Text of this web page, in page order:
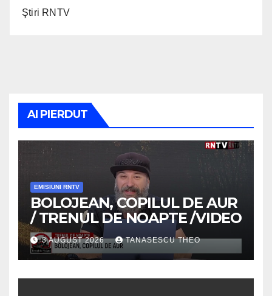
Ştiri RNTV
AI PIERDUT
EMISIUNI RNTV
BOLOJEAN, COPILUL DE AUR
/ TRENUL DE NOAPTE /VIDEO
3 AUGUST 2026 TANASESCU THEO